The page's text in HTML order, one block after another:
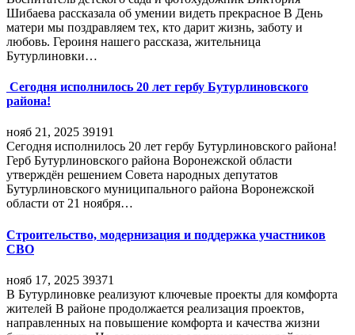
Шибаева рассказала об умении видеть прекрасное В День
матери мы поздравляем тех, кто дарит жизнь, заботу и
любовь. Героиня нашего рассказа, жительница
Бутурлиновки…
Сегодня исполнилось 20 лет гербу Бутурлиновского
района!
нояб 21, 2025 39191
Сегодня исполнилось 20 лет гербу Бутурлиновского района!
Герб Бутурлиновского района Воронежской области
утверждён решением Совета народных депутатов
Бутурлиновского муниципального района Воронежской
области от 21 ноября…
Строительство, модернизация и поддержка участников
СВО
нояб 17, 2025 39371
В Бутурлиновке реализуют ключевые проекты для комфорта
жителей В районе продолжается реализация проектов,
направленных на повышение комфорта и качества жизни